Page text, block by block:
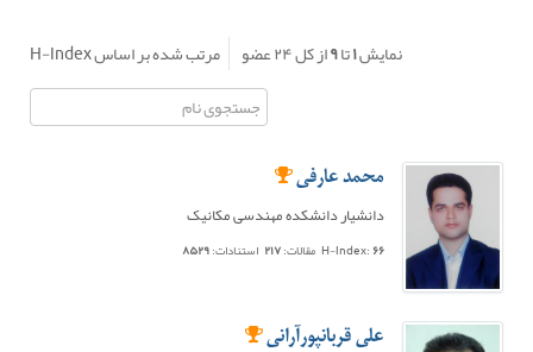
مرتب شده بر اساس H-Index نمایش۱تا۹از کل۲۴عضو
محمد عارفی
دانشیار دانشکده مهندسی مکانیک
H-Index: ۶۶ مقالات:۲۱۷ استنادات:۸۵۲۹
علی قربانپورآرانی